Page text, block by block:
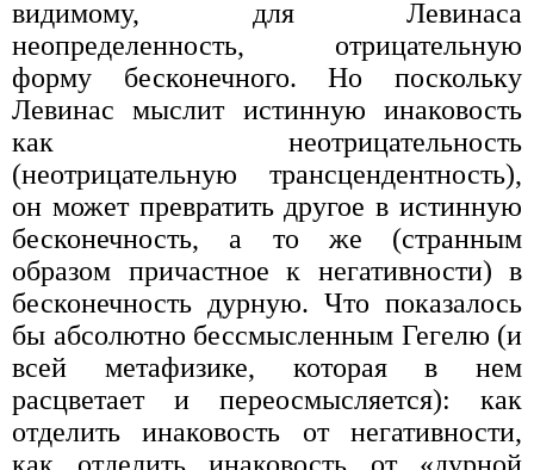
видимому, для Левинаса
неопределенность, отрица­тельную
форму бесконечного. Но поскольку
Левинас мыслит истин­ную инаковость
как неотрицательность
(неотрицательную трансцен­дентность),
он может превратить другое в истинную
бесконечность, а то же (странным
образом причастное к негативности) в
бесконечность дурную. Что показалось
бы абсолютно бессмысленным Гегелю (и
всей метафизике, которая в нем
расцветает и переосмысляется): как
отде­лить инаковость от негативности,